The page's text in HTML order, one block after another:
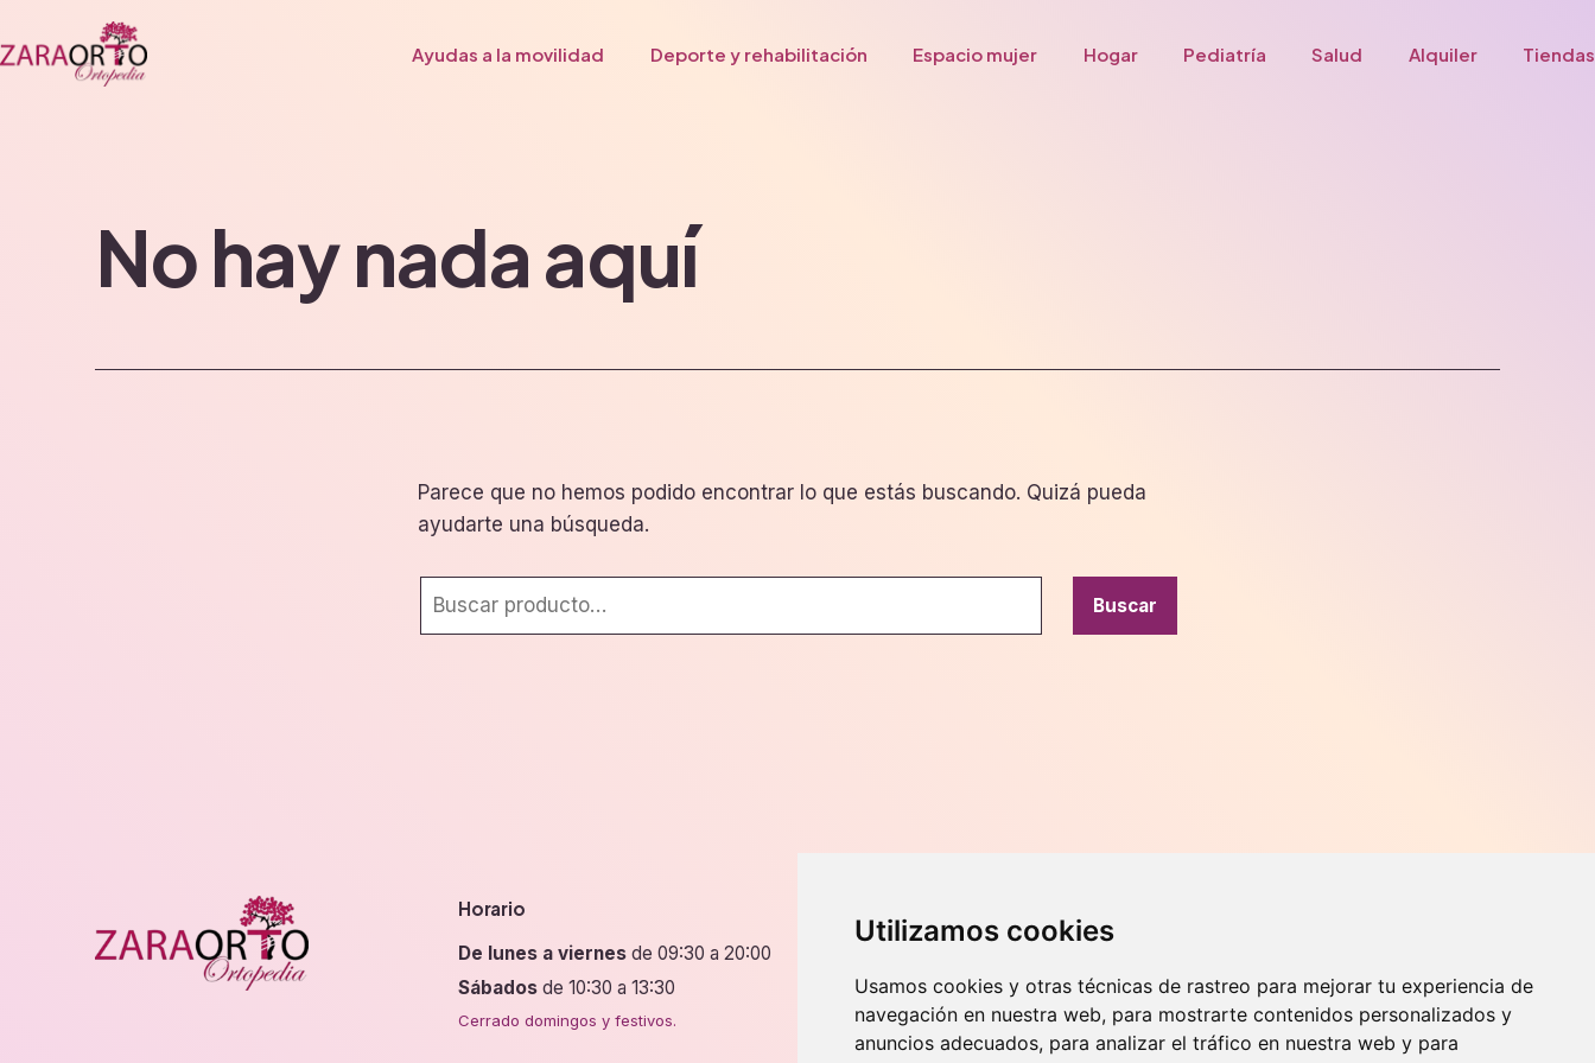
Utilizamos cookies
Usamos cookies y otras técnicas de rastreo para mejorar tu experiencia de
navegación en nuestra web, para mostrarte contenidos personalizados y
anuncios adecuados, para analizar el tráfico en nuestra web y para
al
contenido
Ayudas a la movilidad Deporte y rehabilitación Espacio mujer Hogar Pediatría Salud Alquiler Tiendas
No hay nada aquí
Parece que no hemos podido encontrar lo que estás buscando. Quizá pueda
ayudarte una búsqueda.
Horario
De lunes a viernes de 09:30 a 20:00
Sábados de 10:30 a 13:30
Cerrado domingos y festivos.
50009 Zaragoza
4 tiendas en Zaragoza.
Whatsapp
info@zaraorto.com